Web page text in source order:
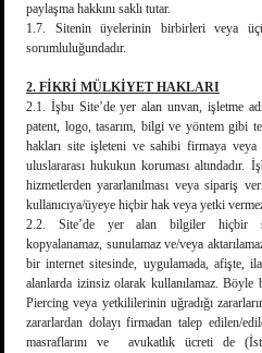
paylaşma hakkını saklı tutar.
1.7. Sitenin üyelerinin birbirleri veya
sorumluluğundadır.
2. FİKRİ MÜLKİYET HAKLARI
2.1. İşbu Site’de yer alan unvan, işletme
patent, logo, tasarım, bilgi ve yöntem gibi
hakları site işleteni ve sahibi firmaya
uluslararası hukukun koruması altındadır.
hizmetlerden yararlanılması veya sipariş
kullanıcıya/üyeye hiçbir hak veya yetki
2.2. Site’de yer alan bilgiler hiçbir
kopyalanamaz, sunulamaz ve/veya
bir internet sitesinde, uygulamada, afişte,
alanlarda izinsiz olarak kullanılamaz. Böyle
Piercing veya yetkililerinin uğradığı
zararlardan dolayı firmadan talep edilen/
masraflarını ve avukatlık ücreti de